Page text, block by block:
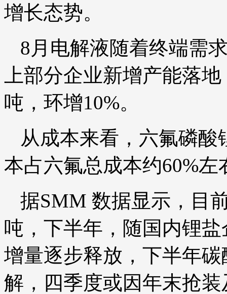
增长态势。
8月电解液随着终端需
上部分企业新增产能落
吨，环增10%。
从成本来看，六氟磷
本占六氟总成本约60%左
据SMM 数据显示，目
吨，下半年，随国内锂
增量逐步释放，下半年
解，四季度或因年末抢